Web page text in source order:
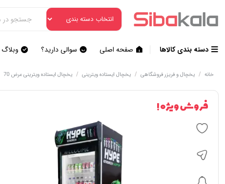
دسته بندی کالاها صفحه اصلی سوالی دارید؟ وبلاگ
خانه / یخچال و فریزر فروشگاهی / یخچال ایستاده ویترینی / یخچال ایستاده ویترینی عرض 70
فروش ویژه !